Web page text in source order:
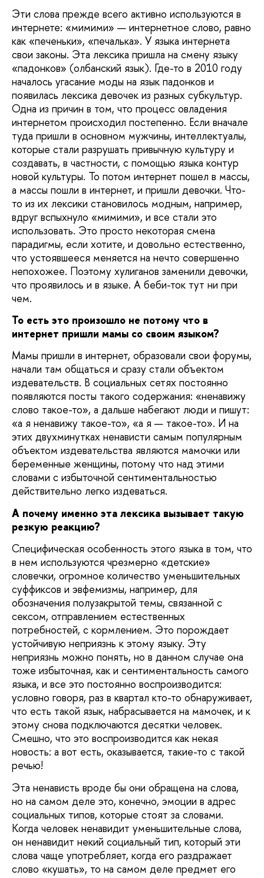
Эти слова прежде всего активно используются в
интернете: «мимими» — интернетное слово, равно
как «печеньки», «печалька». У языка интернета
свои законы. Эта лексика пришла на смену языку
«падонков» (олбанский язык). Где-то в 2010 году
началось угасание моды на язык падонков и
появилась лексика девочек из разных субкультур.
Одна из причин в том, что процесс овладения
интернетом происходил постепенно. Если вначале
туда пришли в основном мужчины, интеллектуалы,
которые стали разрушать привычную культуру и
создавать, в частности, с помощью языка контур
новой культуры. То потом интернет пошел в массы,
а массы пошли в интернет, и пришли девочки. Что-
то из их лексики становилось модным, например,
вдруг вспыхнуло «мимими», и все стали это
использовать. Это просто некоторая смена
парадигмы, если хотите, и довольно естественно,
что устоявшееся меняется на нечто совершенно
непохожее. Поэтому хулиганов заменили девочки,
что проявилось и в языке. А беби-ток тут ни при
чем.
То есть это произошло не потому что в
интернет пришли мамы со своим языком?
Мамы пришли в интернет, образовали свои форумы,
начали там общаться и сразу стали объектом
издевательств. В социальных сетях постоянно
появляются посты такого содержания: «ненавижу
слово такое-то», а дальше набегают люди и пишут:
«а я ненавижу такое-то», «а я — такое-то». И на
этих двухминутках ненависти самым популярным
объектом издевательства являются мамочки или
беременные женщины, потому что над этими
словами с избыточной сентиментальностью
действительно легко издеваться.
А почему именно эта лексика вызывает такую
резкую реакцию?
Специфическая особенность этого языка в том, что
в нем используются чрезмерно «детские»
словечки, огромное количество уменьшительных
суффиксов и эвфемизмы, например, для
обозначения полузакрытой темы, связанной с
сексом, отправлением естественных
потребностей, с кормлением. Это порождает
устойчивую неприязнь к этому языку. Эту
неприязнь можно понять, но в данном случае она
тоже избыточная, как и сентиментальность самого
языка, и все это постоянно воспроизводится:
условно говоря, раз в квартал кто-то обнаруживает,
что есть такой язык, набрасывается на мамочек, и к
этому снова подключаются десятки человек.
Смешно, что это воспроизводится как некая
новость: а вот есть, оказывается, такие-то с такой
речью!
Эта ненависть вроде бы они обращена на слова,
но на самом деле это, конечно, эмоции в адрес
социальных типов, которые стоят за словами.
Когда человек ненавидит уменьшительные слова,
он ненавидит некий социальный тип, который эти
слова чаще употребляет, когда его раздражает
слово «кушать», то на самом деле предмет его